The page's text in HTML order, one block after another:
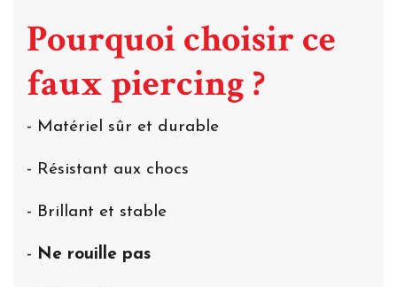
Pourquoi choisir ce
faux piercing ?
- Matériel sûr et durable
- Résistant aux chocs
- Brillant et stable
- Ne rouille pas